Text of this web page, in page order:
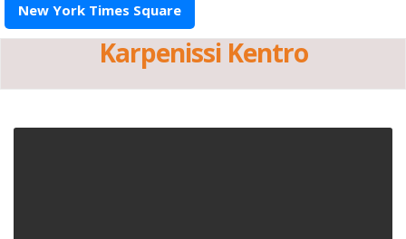
New York Times Square
Karpenissi Kentro